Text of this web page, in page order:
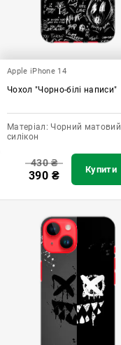
Apple iPhone 14
Чохол "Чорно-білі написи"
Матеріал: Чорний матовий
силікон
430₴
390 ₴ Купити